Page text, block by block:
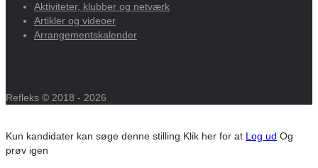
Aktiviteter, klubber og netværk
Artikler og videoer
Arrangementskalender
Refleks © 2018 - 2026
Kun kandidater kan søge denne stilling Klik her for at Log ud Og
prøv igen